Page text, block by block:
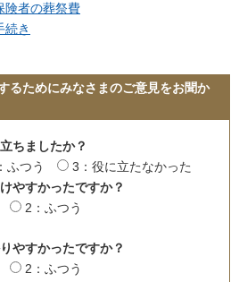
険者の葬祭費
続き
るためにみなさまのご意見をお聞か
ちましたか？
ふつう
3：役に立たなかった
やすかったですか？
2：ふつう
やすかったですか？
2：ふつう